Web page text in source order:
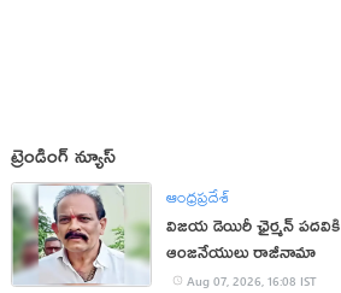
ట్రెండింగ్ న్యూస్
ఆంధ్రప్రదేశ్
విజయ డెయిరీ ఛైర్మన్ పదవికి
ఆంజనేయులు రాజీనామా
Aug 07, 2026, 16:08 IST